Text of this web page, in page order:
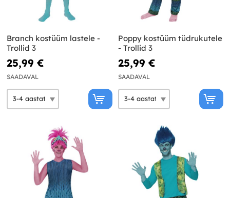
Branch kostüüm lastele -
Trollid 3
25,99 €
SAADAVAL
Poppy kostüüm tüdrukutele
- Trollid 3
25,99 €
SAADAVAL